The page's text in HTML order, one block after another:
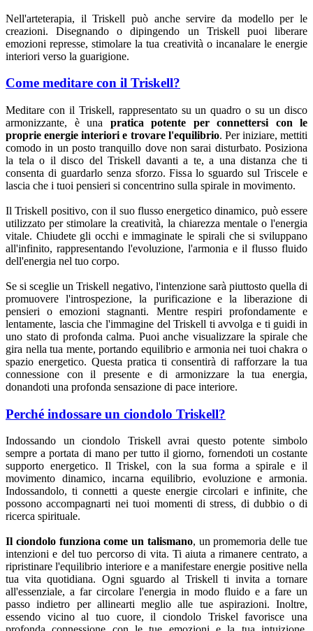
Nell'arteterapia, il Triskell può anche servire da modello per le
creazioni. Disegnando o dipingendo un Triskell puoi liberare
emozioni represse, stimolare la tua creatività o incanalare le energie
interiori verso la guarigione.
Come meditare con il Triskell?
Meditare con il Triskell, rappresentato su un quadro o su un disco
armonizzante, è una pratica potente per connettersi con le
proprie energie interiori e trovare l'equilibrio. Per iniziare, mettiti
comodo in un posto tranquillo dove non sarai disturbato. Posiziona
la tela o il disco del Triskell davanti a te, a una distanza che ti
consenta di guardarlo senza sforzo. Fissa lo sguardo sul Triscele e
lascia che i tuoi pensieri si concentrino sulla spirale in movimento.
Il Triskell positivo, con il suo flusso energetico dinamico, può essere
utilizzato per stimolare la creatività, la chiarezza mentale o l'energia
vitale. Chiudete gli occhi e immaginate le spirali che si sviluppano
all'infinito, rappresentando l'evoluzione, l'armonia e il flusso fluido
dell'energia nel tuo corpo.
Se si sceglie un Triskell negativo, l'intenzione sarà piuttosto quella di
promuovere l'introspezione, la purificazione e la liberazione di
pensieri o emozioni stagnanti. Mentre respiri profondamente e
lentamente, lascia che l'immagine del Triskell ti avvolga e ti guidi in
uno stato di profonda calma. Puoi anche visualizzare la spirale che
gira nella tua mente, portando equilibrio e armonia nei tuoi chakra o
spazio energetico. Questa pratica ti consentirà di rafforzare la tua
connessione con il presente e di armonizzare la tua energia,
donandoti una profonda sensazione di pace interiore.
Perché indossare un ciondolo Triskell?
Indossando un ciondolo Triskell avrai questo potente simbolo
sempre a portata di mano per tutto il giorno, fornendoti un costante
supporto energetico. Il Triskel, con la sua forma a spirale e il
movimento dinamico, incarna equilibrio, evoluzione e armonia.
Indossandolo, ti connetti a queste energie circolari e infinite, che
possono accompagnarti nei tuoi momenti di stress, di dubbio o di
ricerca spirituale.
Il ciondolo funziona come un talismano, un promemoria delle tue
intenzioni e del tuo percorso di vita. Ti aiuta a rimanere centrato, a
ripristinare l'equilibrio interiore e a manifestare energie positive nella
tua vita quotidiana. Ogni sguardo al Triskell ti invita a tornare
all'essenziale, a far circolare l'energia in modo fluido e a fare un
passo indietro per allinearti meglio alle tue aspirazioni. Inoltre,
essendo vicino al tuo cuore, il ciondolo Triskel favorisce una